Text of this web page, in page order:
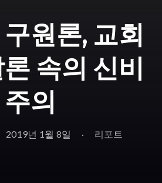
원론, 교회
속의 신비
주의
2019년 1월 8일 리포트